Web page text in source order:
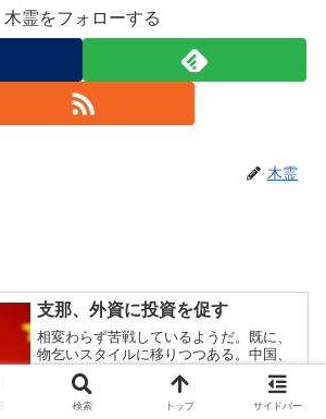
木霊をフォローする
木霊
支那、外資に投資を促す
相変わらず苦戦しているようだ。既に、
物乞いスタイルに移りつつある。中国、
外資に再投資奨励 対中投資の減少に対
応2025年7月18日午後 6:46 GMT+920...
検索 トップ サイドバー